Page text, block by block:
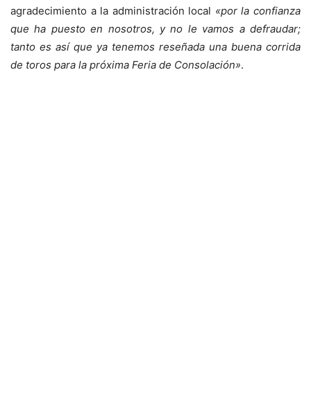
agradecimiento a la administración local «por la confianza
que ha puesto en nosotros, y no le vamos a defraudar;
tanto es así que ya tenemos reseñada una buena corrida
de toros para la próxima Feria de Consolación».